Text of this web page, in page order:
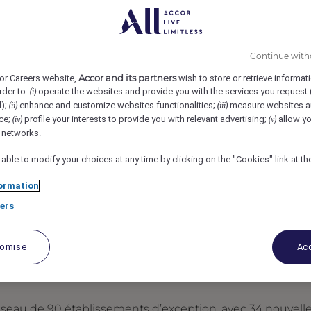
Palm Marrakech, Marrakesh, Morocco
restauration
de 90 établissements d’exception, avec 34
Careers website, Accor and its partnerswish to store or retrieve
to :(i) operate the websites and provide you with the services you request
(ii) enhance and customize websites functionalities; (iii) measure websites
(iv) profile your interests to provide you with relevant advertising; (v) allow
able to modify your choices at any time by clicking on the "Cookies" link at
Continue